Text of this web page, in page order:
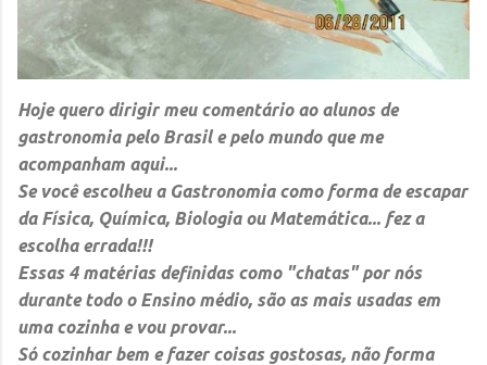
Hoje quero dirigir meu comentário ao alunos de
gastronomia pelo Brasil e pelo mundo que me
acompanham aqui...
Se você escolheu a Gastronomia como forma de escapar
da Física, Química, Biologia ou Matemática... fez a
escolha errada!!!
Essas 4 matérias definidas como "chatas" por nós
durante todo o Ensino médio, são as mais usadas em
uma cozinha e vou provar...
Só cozinhar bem e fazer coisas gostosas, não forma